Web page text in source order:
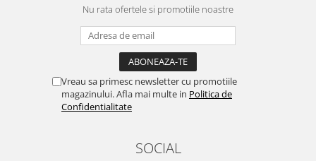
Nu rata ofertele si promotiile noastre
Vreau sa primesc newsletter cu promotiile
magazinului. Afla mai multe in Politica de
Confidentialitate
SOCIAL